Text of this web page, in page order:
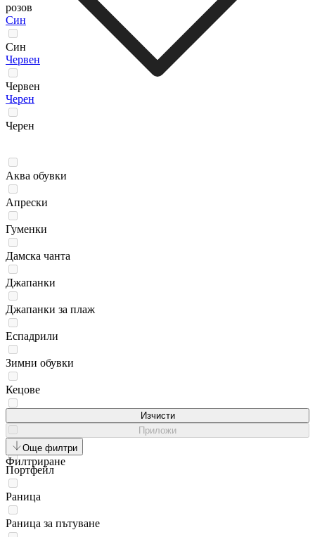
розов
Син
Син
Червен
Червен
Черен
Черен
Аква обувки
Апрески
Гуменки
Дамска чанта
Джапанки
Джапанки за плаж
Еспадрили
Зимни обувки
Кецове
Обувки
Портфейл
Раница
Раница за пътуване
Изчисти
Приложи
Още филтри
Филтриране